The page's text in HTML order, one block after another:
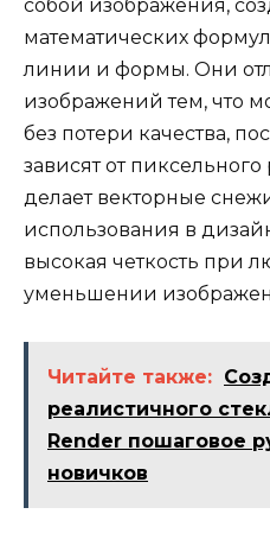
собой изображения,
математических
линии и формы. Они
изображений тем, что
без потери качества,
зависят от
делает векторные
использования в
высокая четкость при
уменьшении
Читайте также:
реалистичного
Render пошаговое
новичков